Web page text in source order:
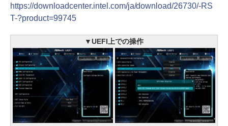
https://downloadcenter.intel.com/ja/download/26730/-RS
T-?product=99745
▼UEFI上での操作